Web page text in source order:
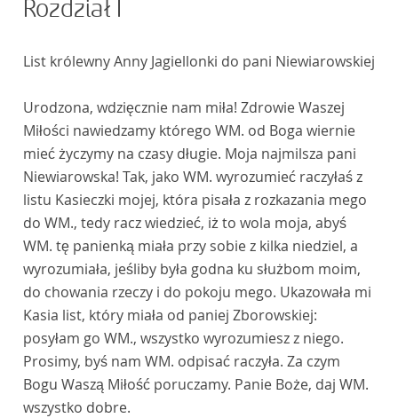
Rozdział I
List królewny Anny Jagiellonki do pani Niewiarowskiej
Urodzona, wdzięcznie nam miła! Zdrowie Waszej
Miłości nawiedzamy którego WM. od Boga wiernie
mieć życzymy na czasy długie. Moja najmilsza pani
Niewiarowska! Tak, jako WM. wyrozumieć raczyłaś z
listu Kasieczki mojej, która pisała z rozkazania mego
do WM., tedy racz wiedzieć, iż to wola moja, abyś
WM. tę panienką miała przy sobie z kilka niedziel, a
wyrozumiała, jeśliby była godna ku służbom moim,
do chowania rzeczy i do pokoju mego. Ukazowała mi
Kasia list, który miała od paniej Zborowskiej:
posyłam go WM., wszystko wyrozumiesz z niego.
Prosimy, byś nam WM. odpisać raczyła. Za czym
Bogu Waszą Miłość poruczamy. Panie Boże, daj WM.
wszystko dobre.